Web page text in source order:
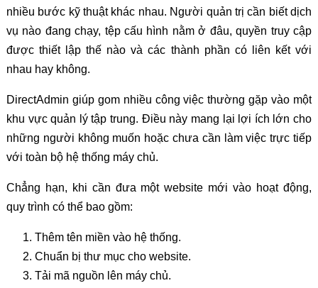
nhiều bước kỹ thuật khác nhau. Người quản trị cần biết dịch
vụ nào đang chạy, tệp cấu hình nằm ở đâu, quyền truy cập
được thiết lập thế nào và các thành phần có liên kết với
nhau hay không.
DirectAdmin giúp gom nhiều công việc thường gặp vào một
khu vực quản lý tập trung. Điều này mang lại lợi ích lớn cho
những người không muốn hoặc chưa cần làm việc trực tiếp
với toàn bộ hệ thống máy chủ.
Chẳng hạn, khi cần đưa một website mới vào hoạt động,
quy trình có thể bao gồm:
Thêm tên miền vào hệ thống.
Chuẩn bị thư mục cho website.
Tải mã nguồn lên máy chủ.